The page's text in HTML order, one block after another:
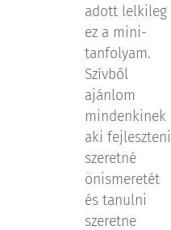
adott lelkileg
ez a mini-
tanfolyam.
Szívből
ajánlom
mindenkinek
aki fejleszteni
szeretné
önismeretét
és tanulni
szeretne